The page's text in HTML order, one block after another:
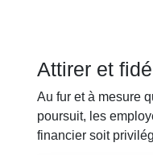
Attirer et
Au fur et à mesure
poursuit, les
financier soit